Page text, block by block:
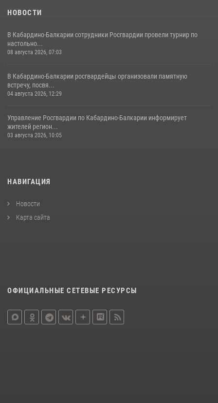
НОВОСТИ
В Кабардино-Балкарии сотрудники Росгвардии провели турнир по
настольно...
08 августа 2026, 07:03
В Кабардино-Балкарии росгвардейцы организовали памятную
встречу, посвя...
04 августа 2026, 12:29
Управление Росгвардии по Кабардино-Балкарии информирует
жителей регион...
03 августа 2026, 10:05
НАВИГАЦИЯ
Новости
Карта сайта
ОФИЦИАЛЬНЫЕ СЕТЕВЫЕ РЕСУРСЫ